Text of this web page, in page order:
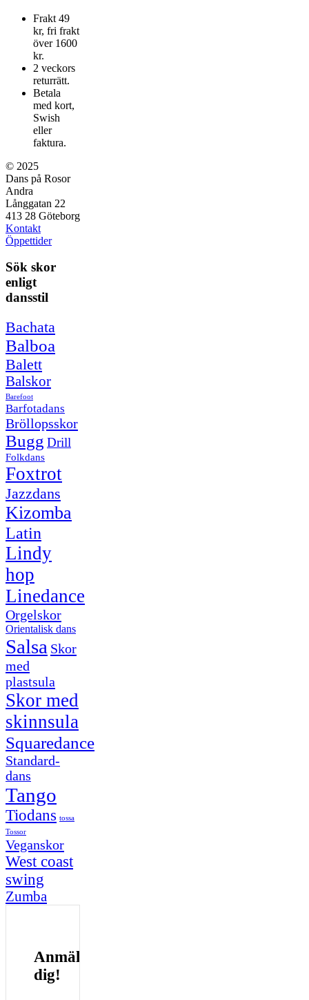
olika
alternativen
kan
väljas
produktsidan
Frakt 49
kr, fri frakt
över 1600
kr.
2 veckors
returrätt.
Betala
med kort,
Swish
eller
faktura.
© 2025
Dans på Rosor
Andra
Långgatan 22
413 28 Göteborg
Kontakt
Öppettider
Sök skor
enligt
dansstil
Bachata
Balboa
Balett
Balskor
Barefoot
Barfotadans
Bröllopsskor
Bugg Drill
Folkdans
Foxtrot
Jazzdans
Kizomba
Latin
Lindy
hop
Linedance
Orgelskor
Orientalisk dans
Salsa Skor
med
plastsula
Skor med
skinnsula
Squaredance
Standard-
dans
Tango
Tiodans tossa
Tossor
Veganskor
West coast
swing
Zumba
Anmäl
dig!